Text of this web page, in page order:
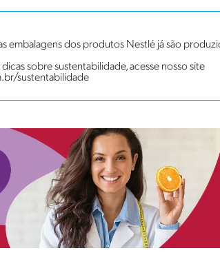
embalagens dos produtos Nestlé já são
dicas sobre sustentabilidade, acesse nosso site
sustentabilidade